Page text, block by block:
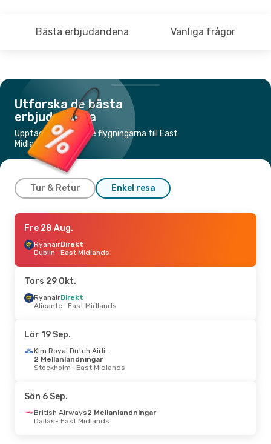
Bästa erbjudandena Vanliga frågor
Utforska de bästa
erbjudandena
Upptäck de billigaste flygningarna till East
Midlands
Tur & Retur Enkel resa
Tors 10 Sep.
RyanairDirekt
Barcelona- East Midlands
East Midlands- Barcelona
Fre 30 Okt.- Mån 2 Nov.
Stockholm
British Airways
2 Mellanlandningar
East Midlands- Stockholm
British Airways
2 Mellanlandningar
Lissabon- East Midlands
Fre 28 Aug.
RyanairDirekt
Dublin- East Midlands
Tors 29 Okt.
RyanairDirekt
Alicante- East Midlands
Lör 19 Sep.
Klm Royal Dutch Airlines
2 Mellanlandningar
Stockholm- East Midlands
Sön 6 Sep.
British Airways2 Mellanlandningar
Dallas- East Midlands